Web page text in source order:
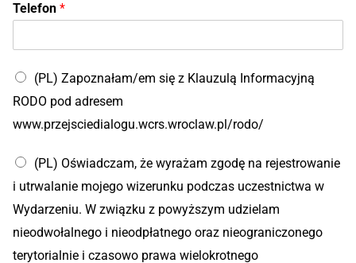
Telefon *
(PL) Zapoznałam/em się z Klauzulą Informacyjną
RODO pod adresem
www.przejsciedialogu.wcrs.wroclaw.pl/rodo/
(PL) Oświadczam, że wyrażam zgodę na rejestrowanie
i utrwalanie mojego wizerunku podczas uczestnictwa w
Wydarzeniu. W związku z powyższym udzielam
nieodwołalnego i nieodpłatnego oraz nieograniczonego
terytorialnie i czasowo prawa wielokrotnego